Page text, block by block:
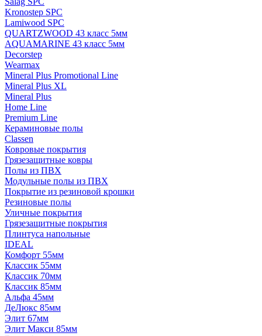
Kronostep SPC
Lamiwood SPC
QUARTZWOOD 43 класс 5мм
AQUAMARINE 43 класс 5мм
Decorstep
Wearmax
Mineral Plus Promotional Line
Mineral Plus XL
Mineral Plus
Home Line
Premium Line
Кераминовые полы
Classen
Ковровые покрытия
Грязезащитные ковры
Полы из ПВХ
Модульные полы из ПВХ
Покрытие из резиновой крошки
Резиновые полы
Уличные покрытия
Грязезащитные покрытия
Плинтуса напольные
IDEAL
Комфорт 55мм
Классик 55мм
Классик 70мм
Классик 85мм
Альфа 45мм
ДеЛюкс 85мм
Элит 67мм
Элит Макси 85мм